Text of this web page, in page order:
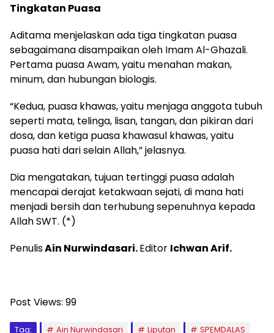
Tingkatan Puasa
Aditama menjelaskan ada tiga tingkatan puasa
sebagaimana disampaikan oleh Imam Al-Ghazali.
Pertama puasa Awam, yaitu menahan makan,
minum, dan hubungan biologis.
“Kedua, puasa khawas, yaitu menjaga anggota tubuh
seperti mata, telinga, lisan, tangan, dan pikiran dari
dosa, dan ketiga puasa khawasul khawas, yaitu
puasa hati dari selain Allah,” jelasnya.
Dia mengatakan, tujuan tertinggi puasa adalah
mencapai derajat ketakwaan sejati, di mana hati
menjadi bersih dan terhubung sepenuhnya kepada
Allah SWT. (*)
PenulisAin Nurwindasari.Editor Ichwan Arif.
Post Views: 99
Tag: Ain Nurwindasari Liputan SPEMDALAS